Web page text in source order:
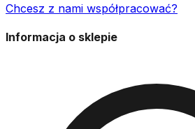
Chcesz z nami współpracować?
Informacja o sklepie